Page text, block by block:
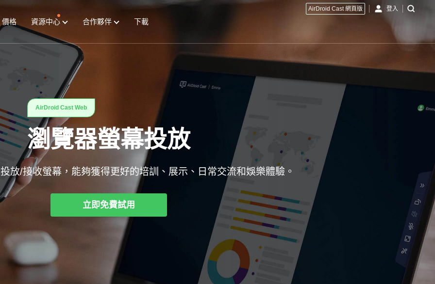
價格 資源中心 合作夥伴 下載
AirDroid Cast 網頁版 登入
AirDroid Cast Web
瀏覽器螢幕投放
放/接收螢幕，能夠獲得更好的培訓、展示、日常交流和娛樂體驗。
立即免費試用